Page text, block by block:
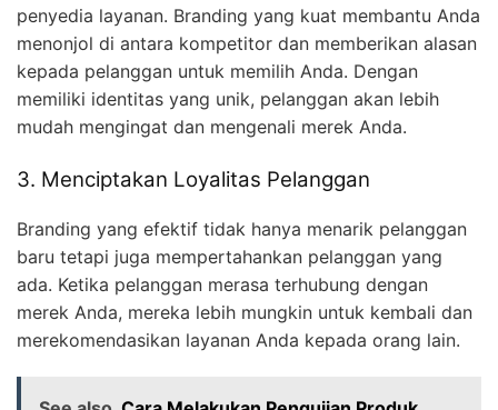
penyedia layanan. Branding yang kuat membantu Anda
menonjol di antara kompetitor dan memberikan alasan
kepada pelanggan untuk memilih Anda. Dengan
memiliki identitas yang unik, pelanggan akan lebih
mudah mengingat dan mengenali merek Anda.
3. Menciptakan Loyalitas Pelanggan
Branding yang efektif tidak hanya menarik pelanggan
baru tetapi juga mempertahankan pelanggan yang
ada. Ketika pelanggan merasa terhubung dengan
merek Anda, mereka lebih mungkin untuk kembali dan
merekomendasikan layanan Anda kepada orang lain.